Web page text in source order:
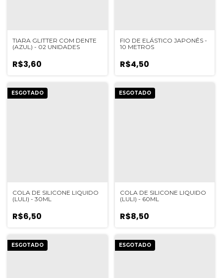
TIARA GLITTER COM DENTE
(AZUL) - 02 UNIDADES
R$3,60
FIO DE ELÁSTICO JAPONÊS -
10 METROS
R$4,50
ESGOTADO
COLA DE SILICONE LIQUIDO
(LULI) - 30ML
R$6,50
ESGOTADO
COLA DE SILICONE LIQUIDO
(LULI) - 60ML
R$8,50
ESGOTADO ESGOTADO